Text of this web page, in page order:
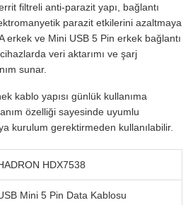
filtreli anti-parazit yapı, bağlantı
parazit etkilerini azaltmaya
erkek ve Mini USB 5 Pin erkek bağlantı
veri aktarımı ve şarj
sunar.
kablo yapısı günlük kullanıma
özelliği sayesinde uyumlu
kurulum gerektirmeden kullanılabilir.
HDX7538
Mini 5 Pin Data Kablosu